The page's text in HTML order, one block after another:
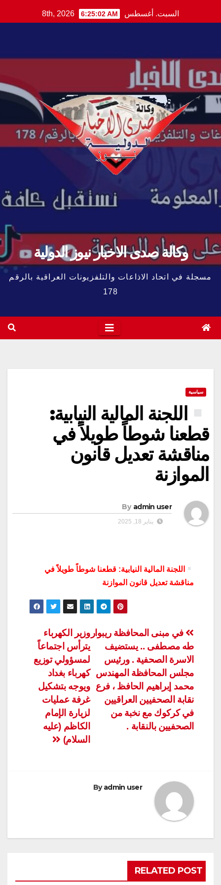
to
السبت. أغسطس 8th, 2026 6:25:03 AM
وكالة صدى الاخبار نيوز الدولية
مسجلة في اتحاد الاذاعات والتلفزيونات العراقية بالرقم
178
سياسية
اللجنة المالية النيابية:
قطعنا شوطاً طويلاً في
مناقشة تعديل قانون
الموازنة
By admin user
يناير 18, 2025
اللجنة المالية النيابية: قطعنا شوطاً طويلاً في
مناقشة تعديل قانون الموازنة
تصفّح
المقالات
وزير الكهرباء
يترأس اجتماعاً
لمسؤولي توزيع
كهرباء بغداد
ويوجه بتشكيل
غرفة عمليات
لزيارة الإمام
الكاظم (عليه
السلام)
في مبنى المحافظة ريبوار
طه مصطفى .. يستضيف
الاسرة الصحفية . ورئيس
مجلس المحافظة المهندس
محمد إبراهيم الحافظ ، فرع
نقابة الصحفيين العراقيين
في كركوك مع نخبة من
الصحفيين بالنقابة .
Byadmin user
RELATED POST